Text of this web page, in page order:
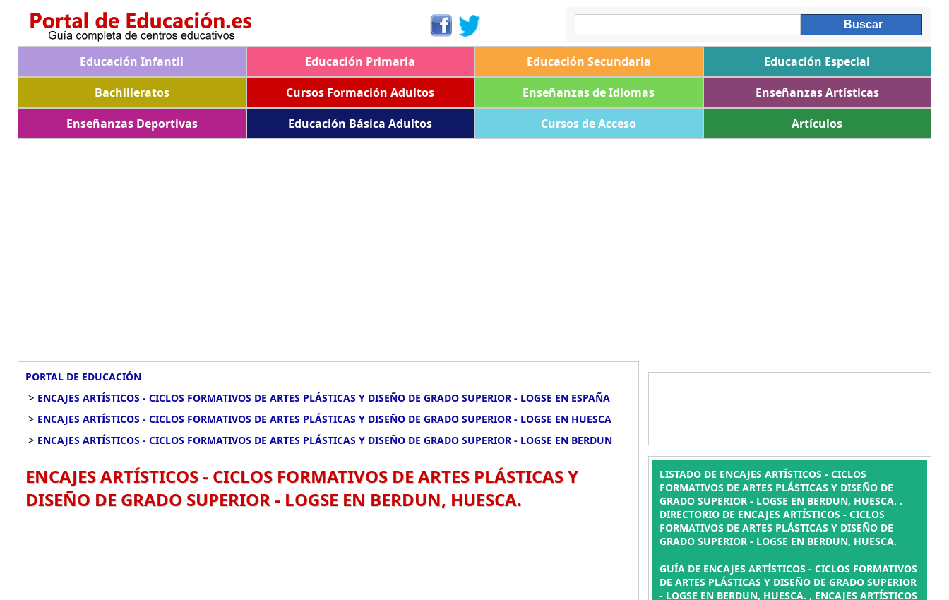
Educación Infantil Educación Primaria Educación Secundaria
Educación Especial
Bachilleratos
Cursos Formación Adultos Enseñanzas de Idiomas
Enseñanzas Artísticas
Enseñanzas Deportivas
Educación Básica Adultos Cursos de Acceso Artículos
PORTAL DE EDUCACIÓN
> ENCAJES ARTÍSTICOS - CICLOS FORMATIVOS DE ARTES PLÁSTICAS Y DISEÑO DE GRADO SUPERIOR - LOGSE EN ESPAÑA
> ENCAJES ARTÍSTICOS - CICLOS FORMATIVOS DE ARTES PLÁSTICAS Y DISEÑO DE GRADO SUPERIOR - LOGSE EN HUESCA
> ENCAJES ARTÍSTICOS - CICLOS FORMATIVOS DE ARTES PLÁSTICAS Y DISEÑO DE GRADO SUPERIOR - LOGSE EN BERDUN
ENCAJES ARTÍSTICOS - CICLOS FORMATIVOS DE ARTES PLÁSTICAS Y
DISEÑO DE GRADO SUPERIOR - LOGSE EN BERDUN, HUESCA.
LISTADO DE ENCAJES ARTÍSTICOS - CICLOS
FORMATIVOS DE ARTES PLÁSTICAS Y DISEÑO DE
GRADO SUPERIOR - LOGSE EN BERDUN, HUESCA. .
DIRECTORIO DE ENCAJES ARTÍSTICOS - CICLOS
FORMATIVOS DE ARTES PLÁSTICAS Y DISEÑO DE
GRADO SUPERIOR - LOGSE EN BERDUN, HUESCA.
GUÍA DE ENCAJES ARTÍSTICOS - CICLOS FORMATIVOS
DE ARTES PLÁSTICAS Y DISEÑO DE GRADO SUPERIOR
- LOGSE EN BERDUN, HUESCA. , ENCAJES ARTÍSTICOS